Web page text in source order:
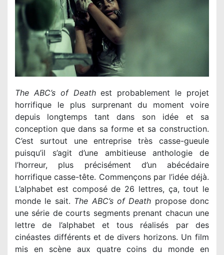
The ABC’s of Deathest probablement le projet
horrifique le plus surprenant du moment voire
depuis longtemps tant dans son idée et sa
conception que dans sa forme et sa construction.
C’est surtout une entreprise très casse-gueule
puisqu’il s’agit d’une ambitieuse anthologie de
l’horreur, plus précisément d’un abécédaire
horrifique casse-tête. Commençons par l’idée déjà.
L’alphabet est composé de 26 lettres, ça, tout le
monde le sait. The ABC’s of Death propose donc
une série de courts segments prenant chacun une
lettre de l’alphabet et tous réalisés par des
cinéastes différents et de divers horizons. Un film
mis en scène aux quatre coins du monde en